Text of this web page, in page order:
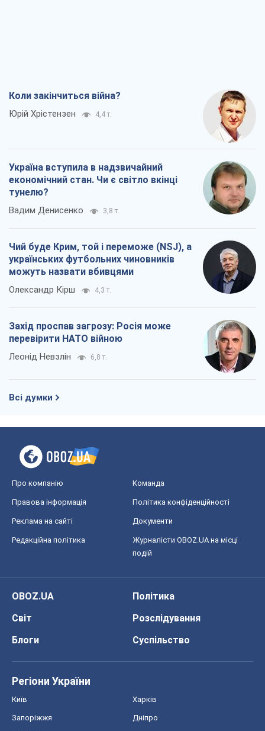
Коли закінчиться війна?
Юрій Хрістензен 4,4 т.
Україна вступила в надзвичайний
економічний стан. Чи є світло вкінці
тунелю?
Вадим Денисенко 3,8 т.
Чий буде Крим, той і переможе (NSJ), а
українських футбольних чиновників
можуть назвати вбивцями
Олександр Кірш 4,3 т.
Захід проспав загрозу: Росія може
перевірити НАТО війною
Леонід Невзлін 6,8 т.
Всі думки
Про компанію Команда
Правова інформація Політика конфіденційності
Реклама на сайті Документи
Редакційна політика
Журналісти OBOZ.UA на місці
подій
OBOZ.UA
Політика
Світ
Розслідування
Блоги
Суспільство
Регіони України
Київ Харків
Запоріжжя Дніпро